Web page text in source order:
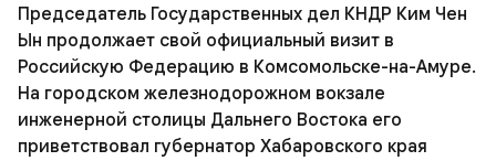
Председатель Государственных дел КНДР Ким Чен
Ын продолжает свой официальный визит в
Российскую Федерацию в Комсомольске-на-Амуре.
На городском железнодорожном вокзале
инженерной столицы Дальнего Востока его
приветствовал губернатор Хабаровского края